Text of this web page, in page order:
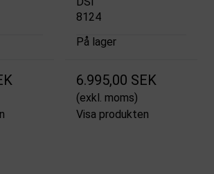
8124
På lager
6.995,00 SEK
(exkl. moms)
Visa produkten